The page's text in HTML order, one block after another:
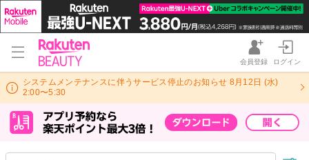
会員登録 ログイン
システムメンテナンスに伴うサービス停止のお知らせ 8月12日 (水)
2:00〜5:30